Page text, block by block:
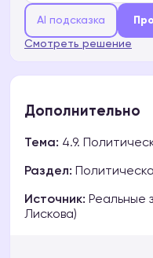
AI подсказка
Смотреть решение
Дополнительно
Тема: 4.9.
Раздел:
Источник: Реальные
Лискова)